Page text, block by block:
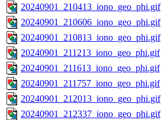
20240901_210413_iono_geo_phi.gif
20240901_210606_iono_geo_phi.gif
20240901_210813_iono_geo_phi.gif
20240901_211213_iono_geo_phi.gif
20240901_211613_iono_geo_phi.gif
20240901_211757_iono_geo_phi.gif
20240901_212013_iono_geo_phi.gif
20240901_212337_iono_geo_phi.gif